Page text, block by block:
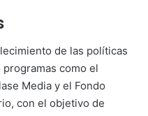
de las políticas
como el
Media y el Fondo
con el objetivo de